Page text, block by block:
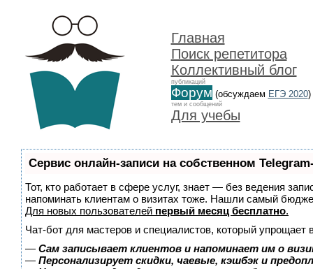
Главная
Поиск репетитора
Коллективный блог
публикаций
Форум (обсуждаем ЕГЭ 2020)
тем и сообщений
Для учебы
Сервис онлайн-записи на собственном
Тот, кто работает в сфере услуг, знает — без ведения
напоминать клиентам о визитах тоже. Нашли самый
Для новых пользователей первый месяц бесплатно.
Чат-бот для мастеров и специалистов, который упрощает
— Сам записывает клиентов и напоминает им о
— Персонализирует скидки, чаевые, кэшбэк и